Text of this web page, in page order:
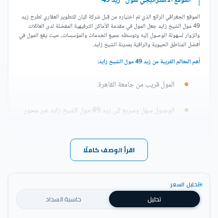
الموقع الجغرافي الرائع الذي تم اختياره من قِبل شركة كيان للتطوير العقاري لطرح زيد
49 مول الشيخ زايد جعل المول في مقدمة الأماكن الترفيهية المفضلة لدى العائلات
والزوار لسهولة الوصول إليه وتوسطه جميع الخدمات والمؤسسات، حيث يقع المول في
أفضل المناطق الحيوية والراقية بمدينة الشيخ زايد.
أهم المعالم القريبة من زيد 49 مول الشيخ زايد:
المول قريب من جامعة القاهرة.
الوصول سهل وسريع إلى زيد 49 مول الشيخ زايد عبر محور
المسافة بين زيد بارك وأمريكانا بلازا قصيرة.
يجاور المول زايد سنترال بارك.
يقع المبنى على بعد دقائق من كمبوند زيد الشيخ زايد، وكمبوند
اقرأ الوصف كاملًا
تحليل السعر
تحليل حاسبة السداد